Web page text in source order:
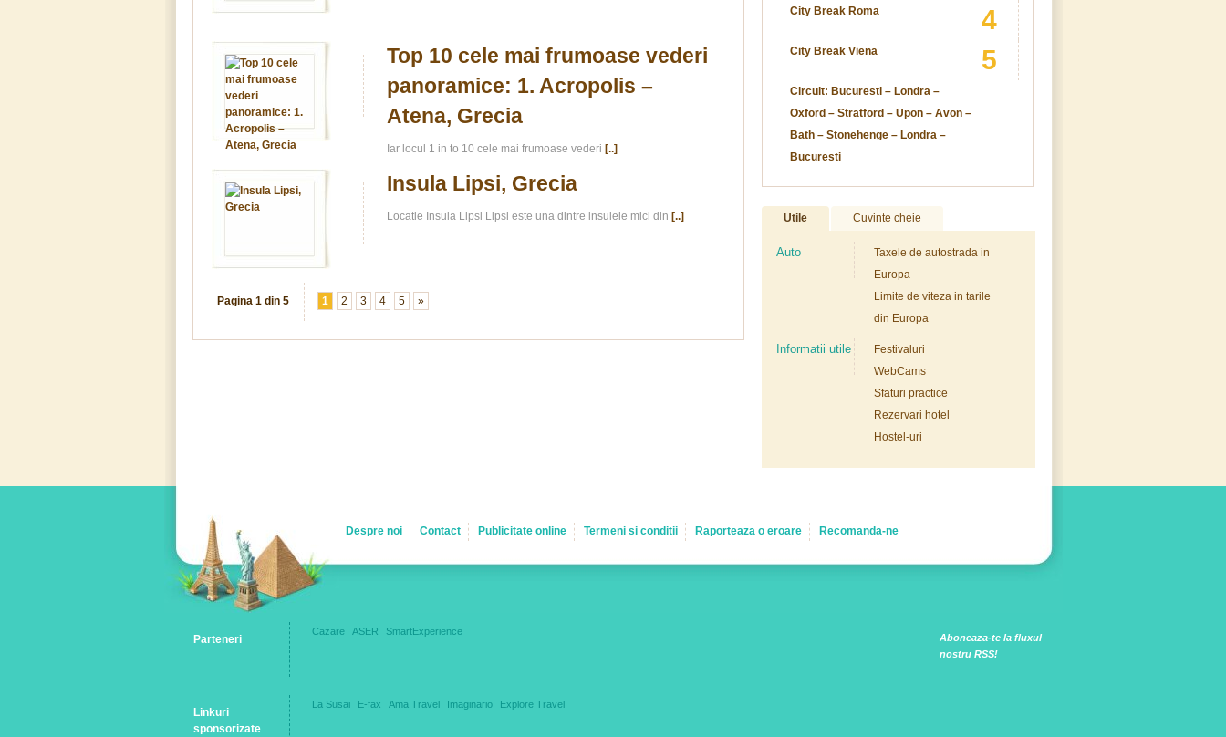
City Break Roma 4
City Break Viena 5
Circuit: Bucuresti – Londra –
Oxford – Stratford – Upon – Avon –
Bath – Stonehenge – Londra –
Bucuresti
Utile Cuvinte cheie
Taxele de autostrada in
Europa
Limite de viteza in tarile
din Europa
Auto
Festivaluri
WebCams
Sfaturi practice
Rezervari hotel
Hostel-uri
Informatii utile
Top 10 cele mai frumoase vederi
panoramice: 1. Acropolis –
Atena, Grecia
Iar locul 1 in to 10 cele mai frumoase vederi [..]
Insula Lipsi, Grecia
Locatie Insula Lipsi Lipsi este una dintre insulele mici din [..]
Pagina 1 din 5 1 2 3 4 5 »
Despre noi Contact Publicitate online Termeni si conditii Raporteaza o eroare Recomanda-ne
Parteneri
Cazare ASER SmartExperience
Linkuri
sponsorizate
La Susai E-fax Ama Travel Imaginario Explore Travel
Aboneaza-te la fluxul
nostru RSS!